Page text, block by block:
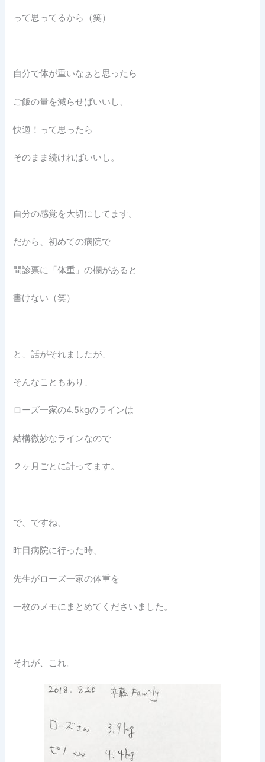
って思ってるから（笑）
自分で体が重いなぁと思ったら
ご飯の量を減らせばいいし、
快適！って思ったら
そのまま続ければいいし。
自分の感覚を大切にしてます。
だから、初めての病院で
問診票に「体重」の欄があると
書けない（笑）
と、話がそれましたが、
そんなこともあり、
ローズ一家の4.5kgのラインは
結構微妙なラインなので
２ヶ月ごとに計ってます。
で、ですね、
昨日病院に行った時、
先生がローズ一家の体重を
一枚のメモにまとめてくださいました。
それが、これ。